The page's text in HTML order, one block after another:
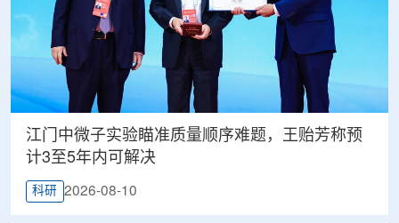
江门中微子实验瞄准质量顺序难题，王贻芳称预
计3至5年内可解决
科研 2026-08-10